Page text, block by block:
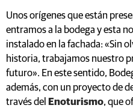
Unos orígenes que están
entramos a la bodega y esta
instalado en la fachada: «Sin
historia, trabajamos nuestro
futuro». En este sentido,
además, con un proyecto de
través del
Enoturismo, que